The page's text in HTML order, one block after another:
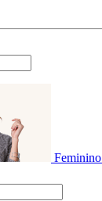
Feminino